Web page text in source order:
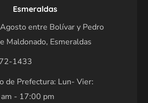
Esmeraldas
entre Bolívar y Pedro
Maldonado, Esmeraldas
1433
de Prefectura: Lun- Vier:
- 17:00 pm